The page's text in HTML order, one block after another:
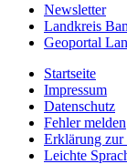
Newsletter
Landkreis
Geoportal
Startseite
Impressum
Datenschutz
Fehler melden
Erklärung
Leichte